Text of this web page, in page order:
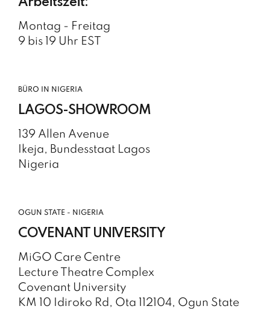
Montag - Freitag
9 bis 19 Uhr EST
BÜRO IN NIGERIA
LAGOS-SHOWROOM
139 Allen Avenue
Ikeja, Bundesstaat Lagos
Nigeria
OGUN STATE - NIGERIA
COVENANT UNIVERSITY
MiGO Care Centre
Lecture Theatre Complex
Covenant University
KM 10 Idiroko Rd, Ota 112104, Ogun State